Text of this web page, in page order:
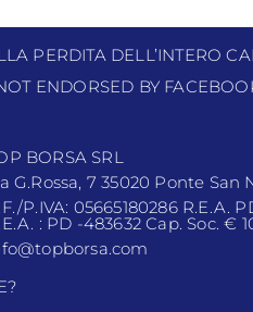
PERDITA DELL’INTERO
ENDORSED BY
BORSA SRL
G.Rossa, 7 35020 Ponte San
P.IVA: 05665180286 R.E.A.
: PD -483632 Cap. Soc. €